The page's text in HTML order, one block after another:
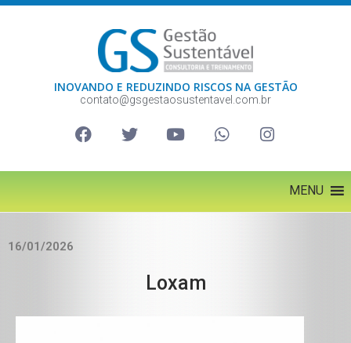
INOVANDO E REDUZINDO RISCOS NA GESTÃO
contato@gsgestaosustentavel.com.br
MENU
16/01/2026
Loxam